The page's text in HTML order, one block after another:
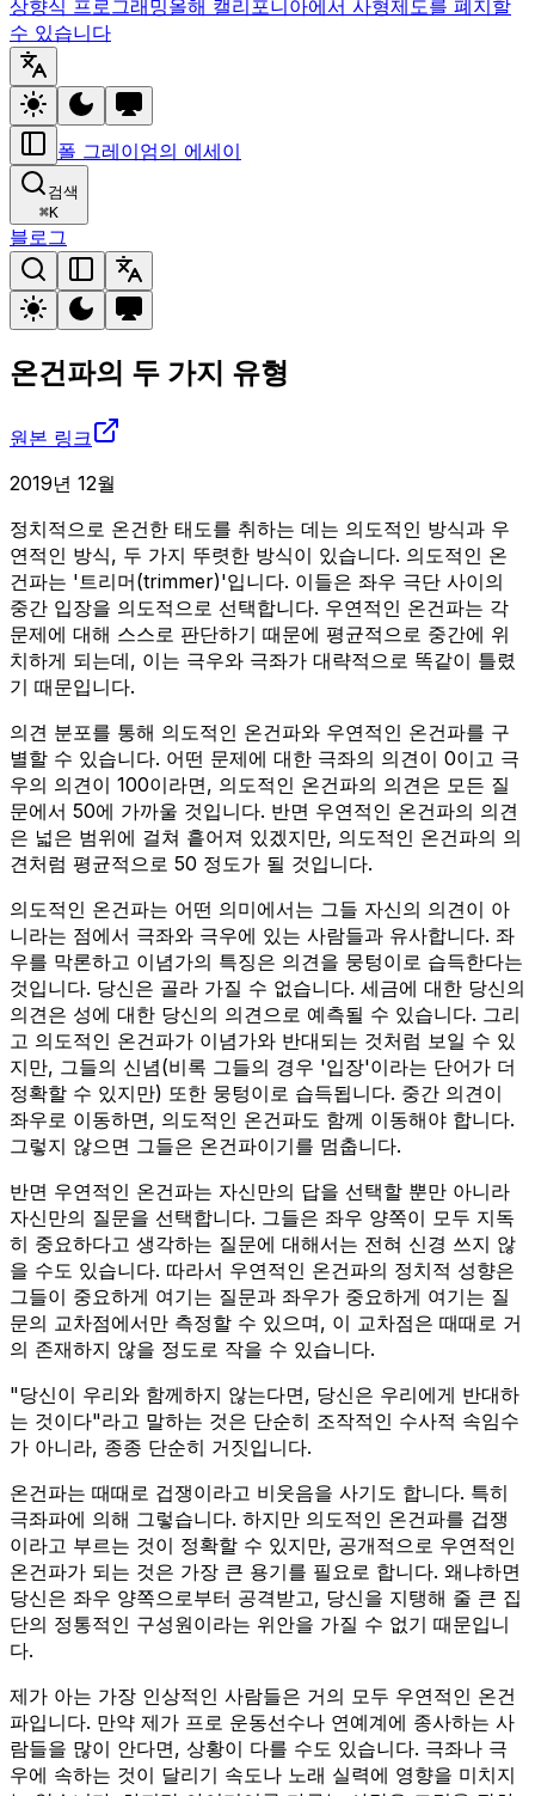
상향식 프로그래밍올해 캘리포니아에서 사형제도를 폐지할
수 있습니다
폴 그레이엄의 에세이
검색
⌘K
블로그
온건파의 두 가지 유형
원본 링크
2019년 12월
정치적으로 온건한 태도를 취하는 데는 의도적인 방식과 우
연적인 방식, 두 가지 뚜렷한 방식이 있습니다. 의도적인 온
건파는 '트리머(trimmer)'입니다. 이들은 좌우 극단 사이의
중간 입장을 의도적으로 선택합니다. 우연적인 온건파는 각
문제에 대해 스스로 판단하기 때문에 평균적으로 중간에 위
치하게 되는데, 이는 극우와 극좌가 대략적으로 똑같이 틀렸
기 때문입니다.
의견 분포를 통해 의도적인 온건파와 우연적인 온건파를 구
별할 수 있습니다. 어떤 문제에 대한 극좌의 의견이 0이고 극
우의 의견이 100이라면, 의도적인 온건파의 의견은 모든 질
문에서 50에 가까울 것입니다. 반면 우연적인 온건파의 의견
은 넓은 범위에 걸쳐 흩어져 있겠지만, 의도적인 온건파의 의
견처럼 평균적으로 50 정도가 될 것입니다.
의도적인 온건파는 어떤 의미에서는 그들 자신의 의견이 아
니라는 점에서 극좌와 극우에 있는 사람들과 유사합니다. 좌
우를 막론하고 이념가의 특징은 의견을 뭉텅이로 습득한다는
것입니다. 당신은 골라 가질 수 없습니다. 세금에 대한 당신의
의견은 성에 대한 당신의 의견으로 예측될 수 있습니다. 그리
고 의도적인 온건파가 이념가와 반대되는 것처럼 보일 수 있
지만, 그들의 신념(비록 그들의 경우 '입장'이라는 단어가 더
정확할 수 있지만) 또한 뭉텅이로 습득됩니다. 중간 의견이
좌우로 이동하면, 의도적인 온건파도 함께 이동해야 합니다.
그렇지 않으면 그들은 온건파이기를 멈춥니다.
반면 우연적인 온건파는 자신만의 답을 선택할 뿐만 아니라
자신만의 질문을 선택합니다. 그들은 좌우 양쪽이 모두 지독
히 중요하다고 생각하는 질문에 대해서는 전혀 신경 쓰지 않
을 수도 있습니다. 따라서 우연적인 온건파의 정치적 성향은
그들이 중요하게 여기는 질문과 좌우가 중요하게 여기는 질
문의 교차점에서만 측정할 수 있으며, 이 교차점은 때때로 거
의 존재하지 않을 정도로 작을 수 있습니다.
"당신이 우리와 함께하지 않는다면, 당신은 우리에게 반대하
는 것이다"라고 말하는 것은 단순히 조작적인 수사적 속임수
가 아니라, 종종 단순히 거짓입니다.
온건파는 때때로 겁쟁이라고 비웃음을 사기도 합니다. 특히
극좌파에 의해 그렇습니다. 하지만 의도적인 온건파를 겁쟁
이라고 부르는 것이 정확할 수 있지만, 공개적으로 우연적인
온건파가 되는 것은 가장 큰 용기를 필요로 합니다. 왜냐하면
당신은 좌우 양쪽으로부터 공격받고, 당신을 지탱해 줄 큰 집
단의 정통적인 구성원이라는 위안을 가질 수 없기 때문입니
다.
제가 아는 가장 인상적인 사람들은 거의 모두 우연적인 온건
파입니다. 만약 제가 프로 운동선수나 연예계에 종사하는 사
람들을 많이 안다면, 상황이 다를 수도 있습니다. 극좌나 극
우에 속하는 것이 달리기 속도나 노래 실력에 영향을 미치지